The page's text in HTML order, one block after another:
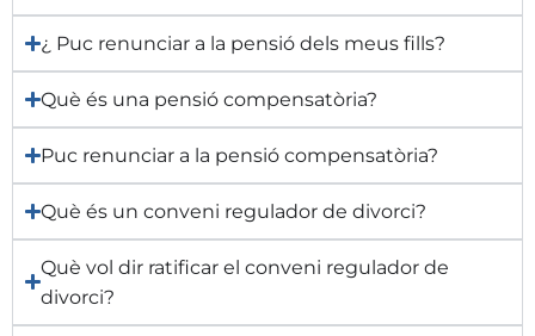
¿ Puc renunciar a la pensió dels meus fills?
Què és una pensió compensatòria?
Puc renunciar a la pensió compensatòria?
Què és un conveni regulador de divorci?
Què vol dir ratificar el conveni regulador de
divorci?